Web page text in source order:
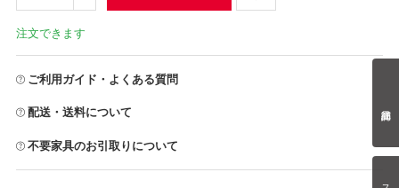
注文できます
ご利用ガイド・よくある質問
配送・送料について
不要家具のお引取りについて